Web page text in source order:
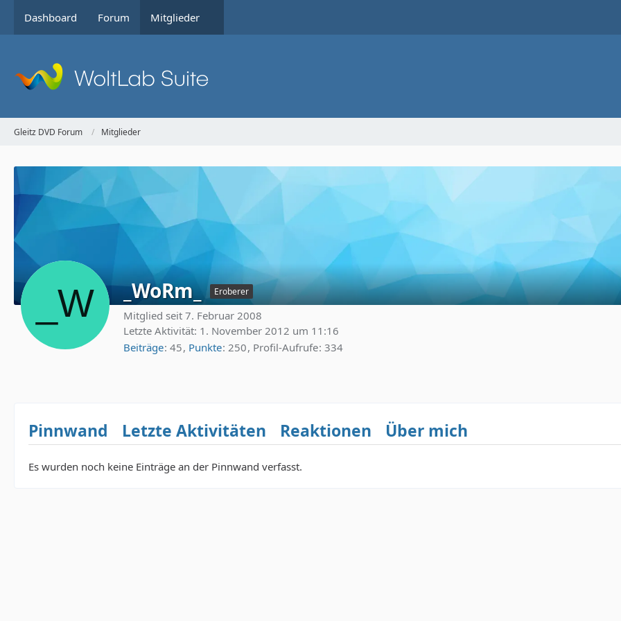
Dashboard Forum Mitglieder
Gleitz DVD Forum Mitglieder
_WoRm_ Eroberer
Mitglied seit 7. Februar 2008
Letzte Aktivität: 1. November 2012 um 11:16
Beiträge 45 Punkte 250 Profil-Aufrufe 334
Pinnwand Letzte Aktivitäten Reaktionen Über mich
Es wurden noch keine Einträge an der Pinnwand verfasst.